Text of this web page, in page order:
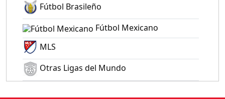
Fútbol Brasileño
Fútbol Mexicano
MLS
Otras Ligas del Mundo